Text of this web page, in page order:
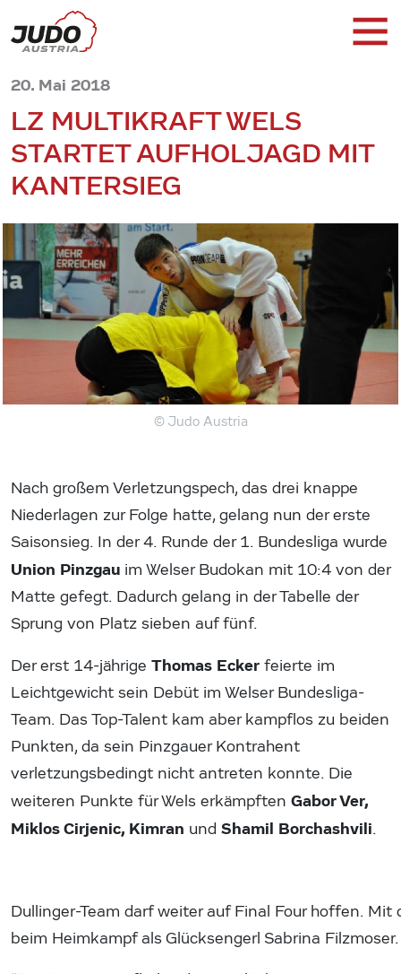
20. Mai 2018
LZ MULTIKRAFT WELS
STARTET AUFHOLJAGD MIT
KANTERSIEG
© Judo Austria
Nach großem Verletzungspech, das drei knappe
Niederlagen zur Folge hatte, gelang nun der erste
Saisonsieg. In der 4. Runde der 1. Bundesliga wurde
Union Pinzgau im Welser Budokan mit 10:4 von der
Matte gefegt. Dadurch gelang in der Tabelle der
Sprung von Platz sieben auf fünf.
Der erst 14-jährige Thomas Ecker feierte im
Leichtgewicht sein Debüt im Welser Bundesliga-
Team. Das Top-Talent kam aber kampflos zu beiden
Punkten, da sein Pinzgauer Kontrahent
verletzungsbedingt nicht antreten konnte. Die
weiteren Punkte für Wels erkämpften Gabor Ver,
Miklos Cirjenic, Kimran und Shamil Borchashvili.
Dullinger-Team darf weiter auf Final Four hoffen. Mit
beim Heimkampf als Glücksengerl Sabrina Filzmoser.